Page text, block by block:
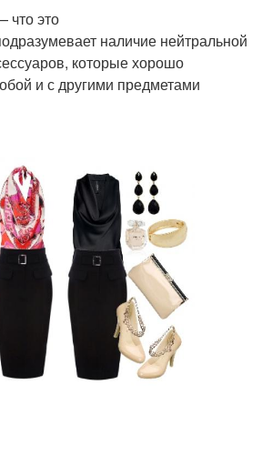
что это
наличие нейтральной
которые хорошо
и с другими предметами